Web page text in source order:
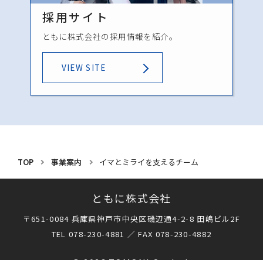
TOP 事業案内 イマとミライを支えるチーム
採用サイト
ともに株式会社の採用情報を紹介。
VIEW SITE
ともに株式会社
〒651-0084 兵庫県神戸市中央区磯辺通4-2-8 田嶋ビル2F
TEL 078-230-4881 ／ FAX 078-230-4882